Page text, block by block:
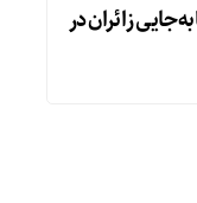
زائران در